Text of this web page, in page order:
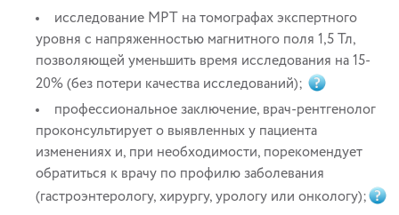
исследование МРТ на томографах экспертного
уровня с напряженностью магнитного поля 1,5 Тл,
позволяющей уменьшить время исследования на 15-
20% (без потери качества исследований);
профессиональное заключение, врач-рентгенолог
проконсультирует о выявленных у пациента
изменениях и, при необходимости, порекомендует
обратиться к врачу по профилю заболевания
(гастроэнтерологу, хирургу, урологу или онкологу);